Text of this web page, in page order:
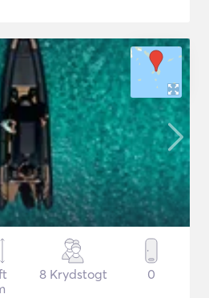
8 Krydstogt 0